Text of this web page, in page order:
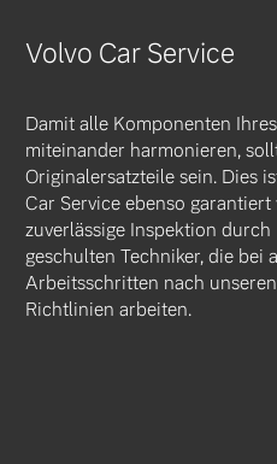
Volvo Car Service
Damit alle Komponenten
miteinander harmonieren,
Originalersatzteile sein. Dies
Car Service ebenso garantiert
zuverlässige Inspektion durch
geschulten Techniker, die bei
Arbeitsschritten nach
Richtlinien arbeiten.